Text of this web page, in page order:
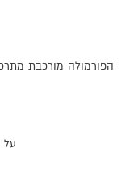
הפורמולה מורכבת
על